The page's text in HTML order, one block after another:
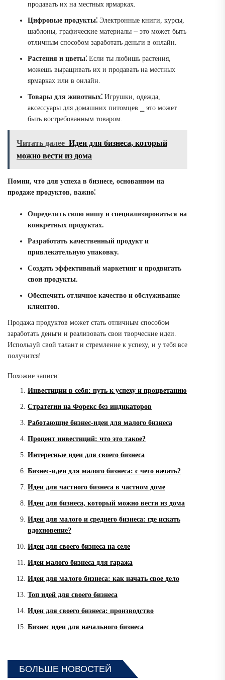
продавать их на местных ярмарках.
Цифровые продукты⁚ Электронные книги, курсы,
шаблоны, графические материалы ⏤ это может быть
отличным способом заработать деньги в онлайн.
Растения и цветы⁚ Если ты любишь растения,
можешь выращивать их и продавать на местных
ярмарках или в онлайн.
Товары для животных⁚ Игрушки, одежда,
аксессуары для домашних питомцев ⎯ это может
быть востребованным товаром.
Читать далее Идеи для бизнеса, который
можно вести из дома
Помни, что для успеха в бизнесе, основанном на
продаже продуктов, важно⁚
Определить свою нишу и специализироваться на
конкретных продуктах.
Разработать качественный продукт и
привлекательную упаковку.
Создать эффективный маркетинг и продвигать
свои продукты.
Обеспечить отличное качество и обслуживание
клиентов.
Продажа продуктов может стать отличным способом
заработать деньги и реализовать свои творческие идеи.
Используй свой талант и стремление к успеху, и у тебя все
получится!
Похожие записи:
Инвестиции в себя: путь к успеху и процветанию
Стратегии на Форекс без индикаторов
Работающие бизнес-идеи для малого бизнеса
Процент инвестиций: что это такое?
Интересные идеи для своего бизнеса
Бизнес-идеи для малого бизнеса: с чего начать?
Идеи для частного бизнеса в частном доме
Идеи для бизнеса, который можно вести из дома
Идеи для малого и среднего бизнеса: где искать
вдохновение?
Идеи для своего бизнеса на селе
Идеи малого бизнеса для гаража
Идеи для малого бизнеса: как начать свое дело
Топ идей для своего бизнеса
Идеи для своего бизнеса: производство
Бизнес идеи для начального бизнеса
БОЛЬШЕ НОВОСТЕЙ